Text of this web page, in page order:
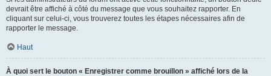
devrait être affiché à côté du message que vous souhaitez rapporter. En
cliquant sur celui-ci, vous trouverez toutes les étapes nécessaires afin de
rapporter le message.
Haut
À quoi sert le bouton « Enregistrer comme brouillon » affiché lors de la